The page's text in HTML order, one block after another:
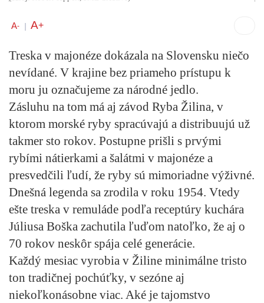
A- | A+
Treska v majonéze dokázala na Slovensku niečo
nevídané. V krajine bez priameho prístupu k
moru ju označujeme za národné jedlo.
Zásluhu na tom má aj závod Ryba Žilina, v
ktorom morské ryby spracúvajú a distribuujú už
takmer sto rokov. Postupne prišli s prvými
rybími nátierkami a šalátmi v majonéze a
presvedčili ľudí, že ryby sú mimoriadne výživné.
Dnešná legenda sa zrodila v roku 1954. Vtedy
ešte treska v remuláde podľa receptúry kuchára
Júliusa Boška zachutila ľuďom natoľko, že aj o
70 rokov neskôr spája celé generácie.
Každý mesiac vyrobia v Žiline minimálne tristo
ton tradičnej pochúťky, v sezóne aj
niekoľkonásobne viac. Aké je tajomstvo